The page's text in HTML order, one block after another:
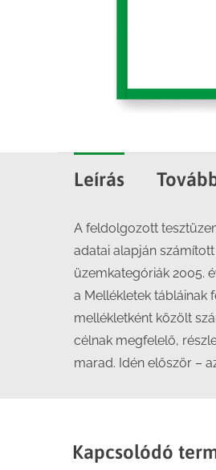
Leírás
A feldolgozott
adatai alapján
üzemkategóriák 2005.
a Mellékletek tábláinak
mellékletként közölt
célnak megfelelő,
marad. Idén először –
Kapcsolódó